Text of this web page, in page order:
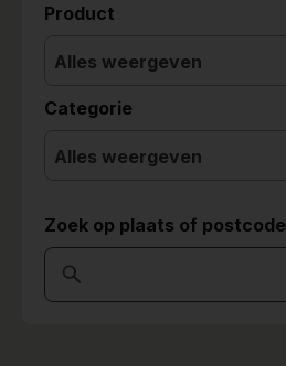
Product
Alles weergeven
Categorie
Alles weergeven
Zoek op plaats of postcode